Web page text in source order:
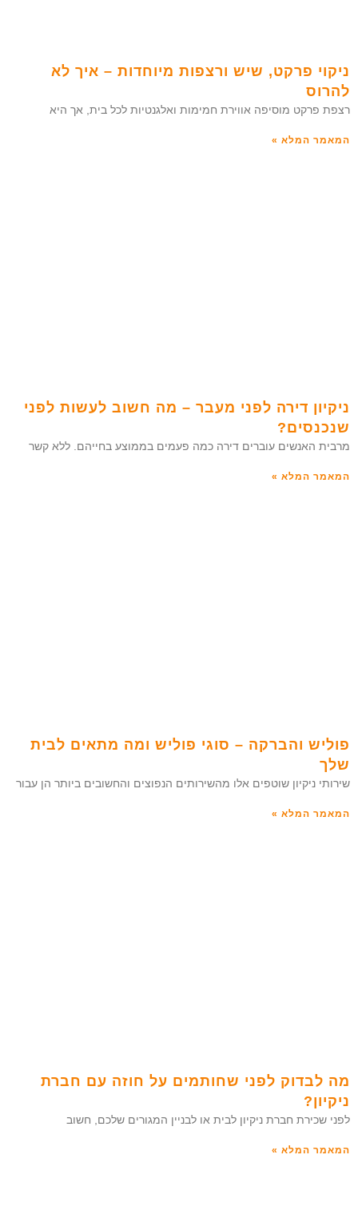
ניקוי פרקט, שיש ורצפות מיוחדות – איך לא
להרוס
רצפת פרקט מוסיפה אווירת חמימות ואלגנטיות לכל בית, אך היא
המאמר המלא »
ניקיון דירה לפני מעבר – מה חשוב לעשות לפני
שנכנסים?
מרבית האנשים עוברים דירה כמה פעמים בממוצע בחייהם. ללא קשר
המאמר המלא »
פוליש והברקה – סוגי פוליש ומה מתאים לבית
שלך
שירותי ניקיון שוטפים אלו מהשירותים הנפוצים והחשובים ביותר הן עבור
המאמר המלא »
מה לבדוק לפני שחותמים על חוזה עם חברת
ניקיון?
לפני שכירת חברת ניקיון לבית או לבניין המגורים שלכם, חשוב
המאמר המלא »